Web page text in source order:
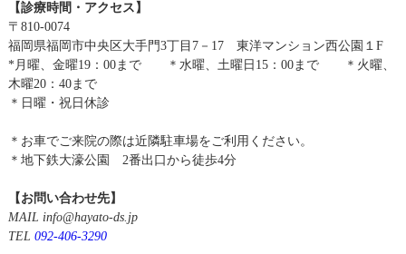
【診療時間・アクセス】
〒810-0074
福岡県福岡市中央区大手門3丁目7－17 東洋マンション西公園１F
*月曜、金曜19：00まで ＊水曜、土曜日15：00まで ＊火曜、
木曜20：40まで
＊日曜・祝日休診
＊お車でご来院の際は近隣駐車場をご利用ください。
＊地下鉄大濠公園 2番出口から徒歩4分
【お問い合わせ先】
MAIL info@hayato-ds.jp
TEL 092-406-3290